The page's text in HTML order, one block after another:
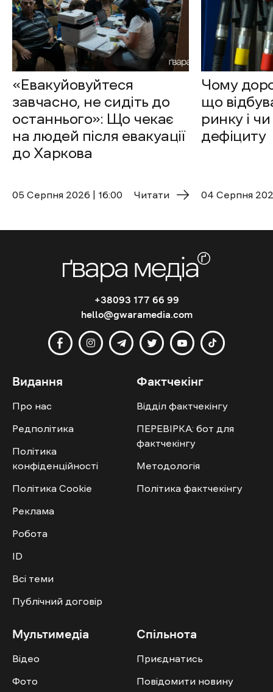
«Евакуйовуйтеся
завчасно, не сидіть до
останнього»: Що чекає
на людей після евакуації
до Харкова
05 Cерпня 2026 | 16:00 Читати
Чому
що
ринку і
дефіциту
04 Cерпня
+38093 177 66 99
hello@gwaramedia.com
Видання
Про нас
Редполітика
Політика
конфіденційності
Політика Cookie
Реклама
Робота
ID
Всі теми
Публічний договір
Фактчекінг
Відділ фактчекінгу
ПЕРЕВІРКА: бот для
фактчекінгу
Методологія
Політика фактчекінгу
Мультимедіа
Відео
Фото
Спільнота
Приєднатись
Повідомити новину